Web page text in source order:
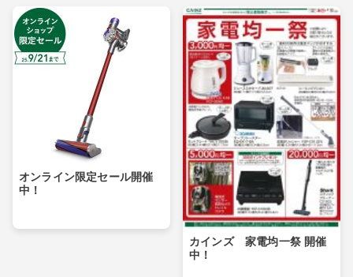
オンライン限定セール開催
中！
カインズ 家電均一祭 開催
中！